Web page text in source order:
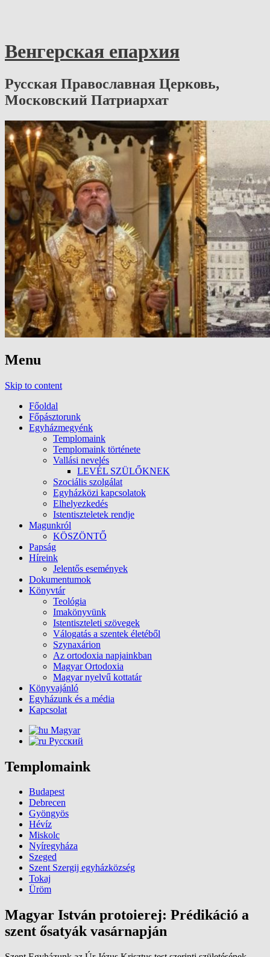
Венгерская епархия
Русская Православная Церковь,
Московский Патриархат
Menu
Skip to content
Főoldal
Főpásztorunk
Egyházmegyénk
Templomaink
Templomaink története
Vallási nevelés
LEVÉL SZÜLŐKNEK
Szociális szolgálat
Egyházközi kapcsolatok
Elhelyezkedés
Istentiszteletek rendje
Magunkról
KÖSZÖNTŐ
Papság
Híreink
Jelentős események
Dokumentumok
Könyvtár
Teológia
Imakönyvünk
Istentiszteleti szövegek
Válogatás a szentek életéből
Szynaxárion
Az ortodoxia napjainkban
Magyar Ortodoxia
Magyar nyelvű kottatár
Könyvajánló
Egyházunk és a média
Kapcsolat
Magyar
Русский
Templomaink
Budapest
Debrecen
Gyöngyös
Hévíz
Miskolc
Nyíregyháza
Szeged
Szent Szergij egyházközség
Tokaj
Üröm
Magyar István protoierej: Prédikáció a
szent ősatyák vasárnapján